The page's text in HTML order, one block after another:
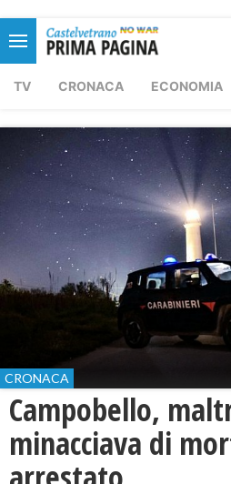
TV CRONACA ECONOMIA
CRONACA
Campobello,
minacciava di